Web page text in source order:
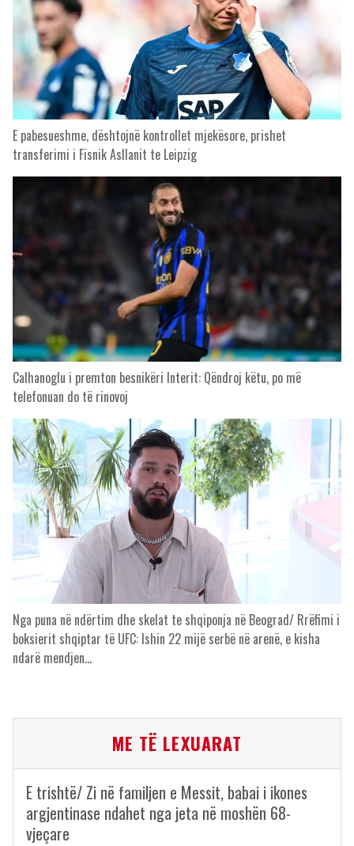
E pabesueshme, dështojnë kontrollet mjekësore, prishet
transferimi i Fisnik Asllanit te Leipzig
Calhanoglu i premton besnikëri Interit: Qëndroj këtu, po më
telefonuan do të rinovoj
Nga puna në ndërtim dhe skelat te shqiponja në Beograd/ Rrëfimi i
boksierit shqiptar të UFC: Ishin 22 mijë serbë në arenë, e kisha
ndarë mendjen…
ME TË LEXUARAT
E trishtë/ Zi në familjen e Messit, babai i ikones
argjentinase ndahet nga jeta në moshën 68-
vjeçare